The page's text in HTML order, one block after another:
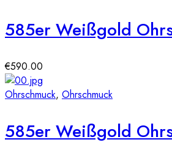
€590.00
Ohrschmuck, Ohrschmuck